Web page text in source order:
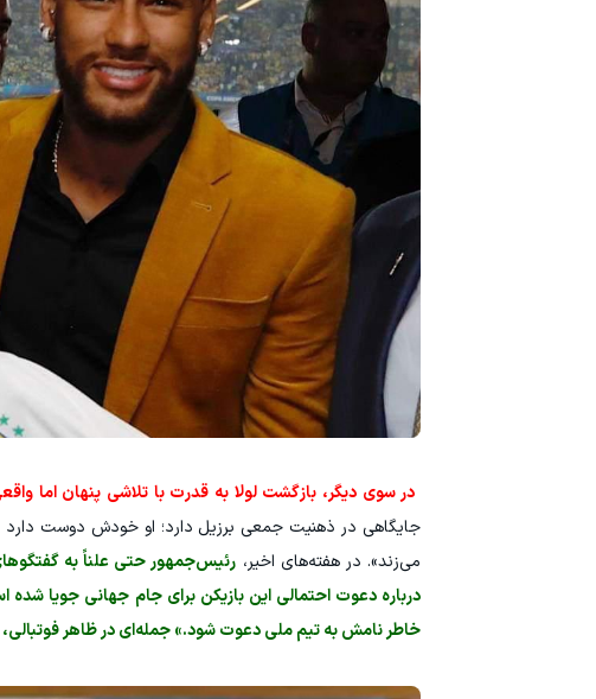
در سوی دیگر، بازگشت لولا به قدرت با تلاشی پنهان اما
جایگاهی در ذهنیت جمعی برزیل دارد؛ او خودش دوست دارد
می‌زند». در هفته‌های اخیر، رئیس‌جمهور حتی علناً به گفتگوهای
درباره دعوت احتمالی این بازیکن برای جام جهانی جویا
خاطر نامش به تیم ملی دعوت شود.» جمله‌ای در ظاهر فوتبالی،